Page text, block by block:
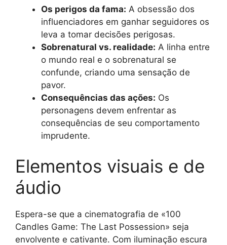
Os perigos da fama: A obsessão dos
influenciadores em ganhar seguidores os
leva a tomar decisões perigosas.
Sobrenatural vs. realidade: A linha entre
o mundo real e o sobrenatural se
confunde, criando uma sensação de
pavor.
Consequências das ações: Os
personagens devem enfrentar as
consequências de seu comportamento
imprudente.
Elementos visuais e de
áudio
Espera-se que a cinematografia de «100
Candles Game: The Last Possession» seja
envolvente e cativante. Com iluminação escura